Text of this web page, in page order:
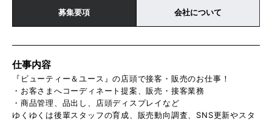
募集要項 会社について
仕事内容
『ビューティー＆ユース』の店頭で接客・販売のお仕事！
・お客さまへコーディネート提案、販売・接客業務
・商品管理、品出し、店頭ディスプレイなど
ゆくゆくは後輩スタッフの育成、販売動向調査、SNS更新やスタ